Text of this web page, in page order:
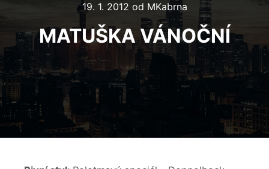
19. 1. 2012 od MKabrna
MATUŠKA VÁNOČNÍ